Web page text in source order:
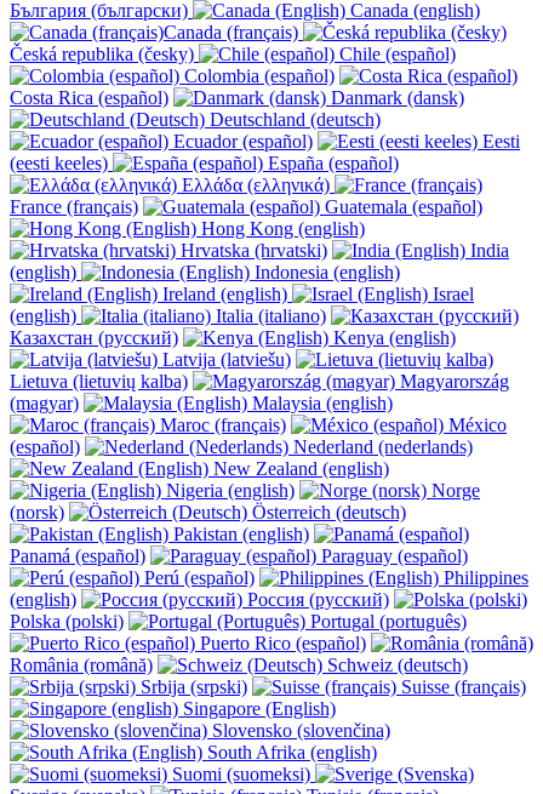
България (български)
Canada (english)
Canada (français)
Česká republika (česky)
Chile (español)
Colombia (español)
Costa Rica (español)
Danmark (dansk)
Deutschland (deutsch)
Ecuador (español)
Eesti
(eesti keeles)
España (español)
Ελλάδα (ελληνικά)
France (français)
Guatemala (español)
Hong Kong (english)
Hrvatska (hrvatski)
India
(english)
Indonesia (english)
Ireland (english)
Israel
(english)
Italia (italiano)
Казахстан (русский)
Kenya (english)
Latvija (latviešu)
Lietuva (lietuvių kalba)
Magyarország
(magyar)
Malaysia (english)
Maroc (français)
México
(español)
Nederland (nederlands)
New Zealand (english)
Nigeria (english)
Norge
(norsk)
Österreich (deutsch)
Pakistan (english)
Panamá (español)
Paraguay (español)
Perú (español)
Philippines
(english)
Россия (русский)
Polska (polski)
Portugal (português)
Puerto Rico (español)
România (română)
Schweiz (deutsch)
Srbija (srpski)
Suisse (français)
Singapore (English)
Slovensko (slovenčina)
South Afrika (english)
Suomi (suomeksi)